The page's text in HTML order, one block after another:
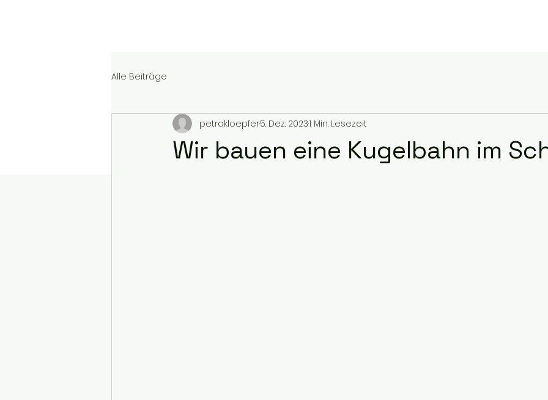
Alle Beiträge
Wir bauen eine Kugelbahn im
petrakloepfer5. Dez. 20231 Min. Lesezeit